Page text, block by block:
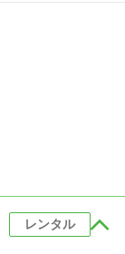
レンタル